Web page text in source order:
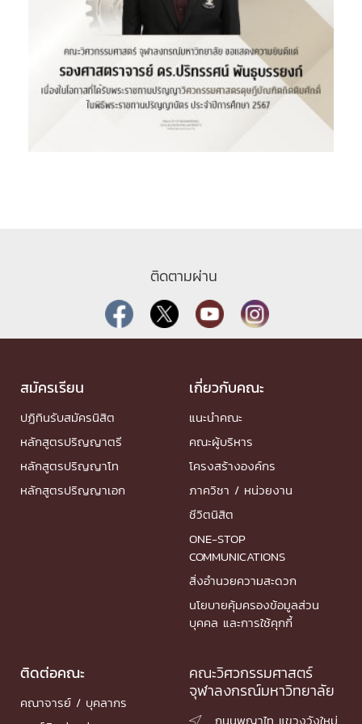
ติดตามผ่าน
สมัครเรียน
ปฏิทินรับสมัครนิสิต
หลักสูตรปริญญาตรี
หลักสูตรปริญญาโท
หลักสูตรปริญญาเอก
เกี่ยวกับคณะ
แนะนำคณะ
คณะผู้บริหาร
โครงสร้างองค์กร
ภาควิชา / หน่วยงาน
ชีวิตนิสิต
ONE-STOP
COMMUNICATIONS
สิ่งอำนวยความสะดวก
นโยบายคุ้มครองข้อมูลส่วน
บุคคล และการใช้คุกกี้
ติดต่อคณะ
คณาจารย์ / บุคลากร
คณะวิศวกรรมศาสตร์
จุฬาลงกรณ์มหาวิทยาลัย
